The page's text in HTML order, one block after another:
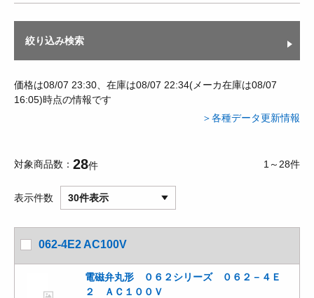
絞り込み検索
価格は08/07 23:30、在庫は08/07 22:34(メーカ在庫は08/07
16:05)時点の情報です
＞各種データ更新情報
対象商品数 28件 1～28件
表示件数 30件表示
062-4E2 AC100V
電磁弁丸形 ０６２シリーズ ０６２－４Ｅ
２ ＡＣ１００Ｖ